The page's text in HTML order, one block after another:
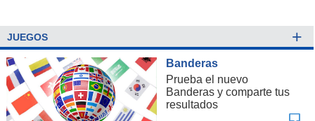
JUEGOS +
Banderas
Prueba el nuevo
Banderas y comparte tus
resultados